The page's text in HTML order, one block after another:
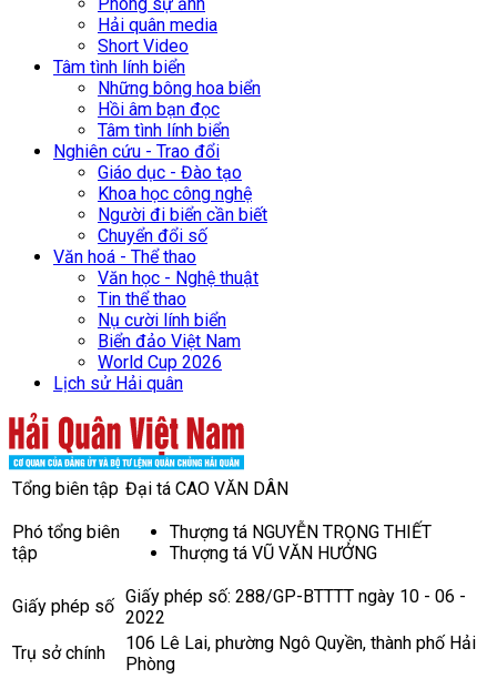
Phóng sự ảnh
Hải quân media
Short Video
Tâm tình lính biển
Những bông hoa biển
Hồi âm bạn đọc
Tâm tình lính biển
Nghiên cứu - Trao đổi
Giáo dục - Đào tạo
Khoa học công nghệ
Người đi biển cần biết
Chuyển đổi số
Văn hoá - Thể thao
Văn học - Nghệ thuật
Tin thể thao
Nụ cười lính biển
Biển đảo Việt Nam
World Cup 2026
Lịch sử Hải quân
Tổng biên tập Đại tá CAO VĂN DÂN
Phó tổng biên
tập
Thượng tá NGUYỄN TRỌNG THIẾT
Thượng tá VŨ VĂN HƯỞNG
Giấy phép số Giấy phép số: 288/GP-BTTTT ngày 10 - 06 -
2022
Trụ sở chính
106 Lê Lai, phường Ngô Quyền, thành phố Hải
Phòng